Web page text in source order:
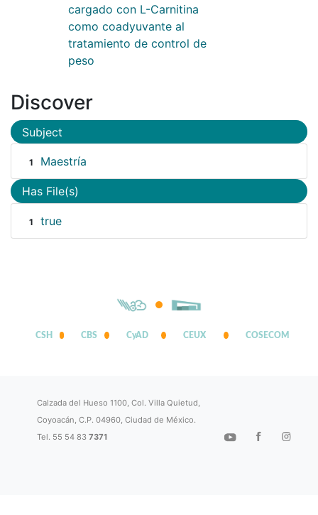
cargado con L-Carnitina
como coadyuvante al
tratamiento de control de
peso
Discover
Subject
1 Maestría
Has File(s)
1 true
CSH CBS CyAD CEUX COSECOM
Calzada del Hueso 1100, Col. Villa Quietud,
Coyoacán, C.P. 04960, Ciudad de México.
Tel. 55 54 837371